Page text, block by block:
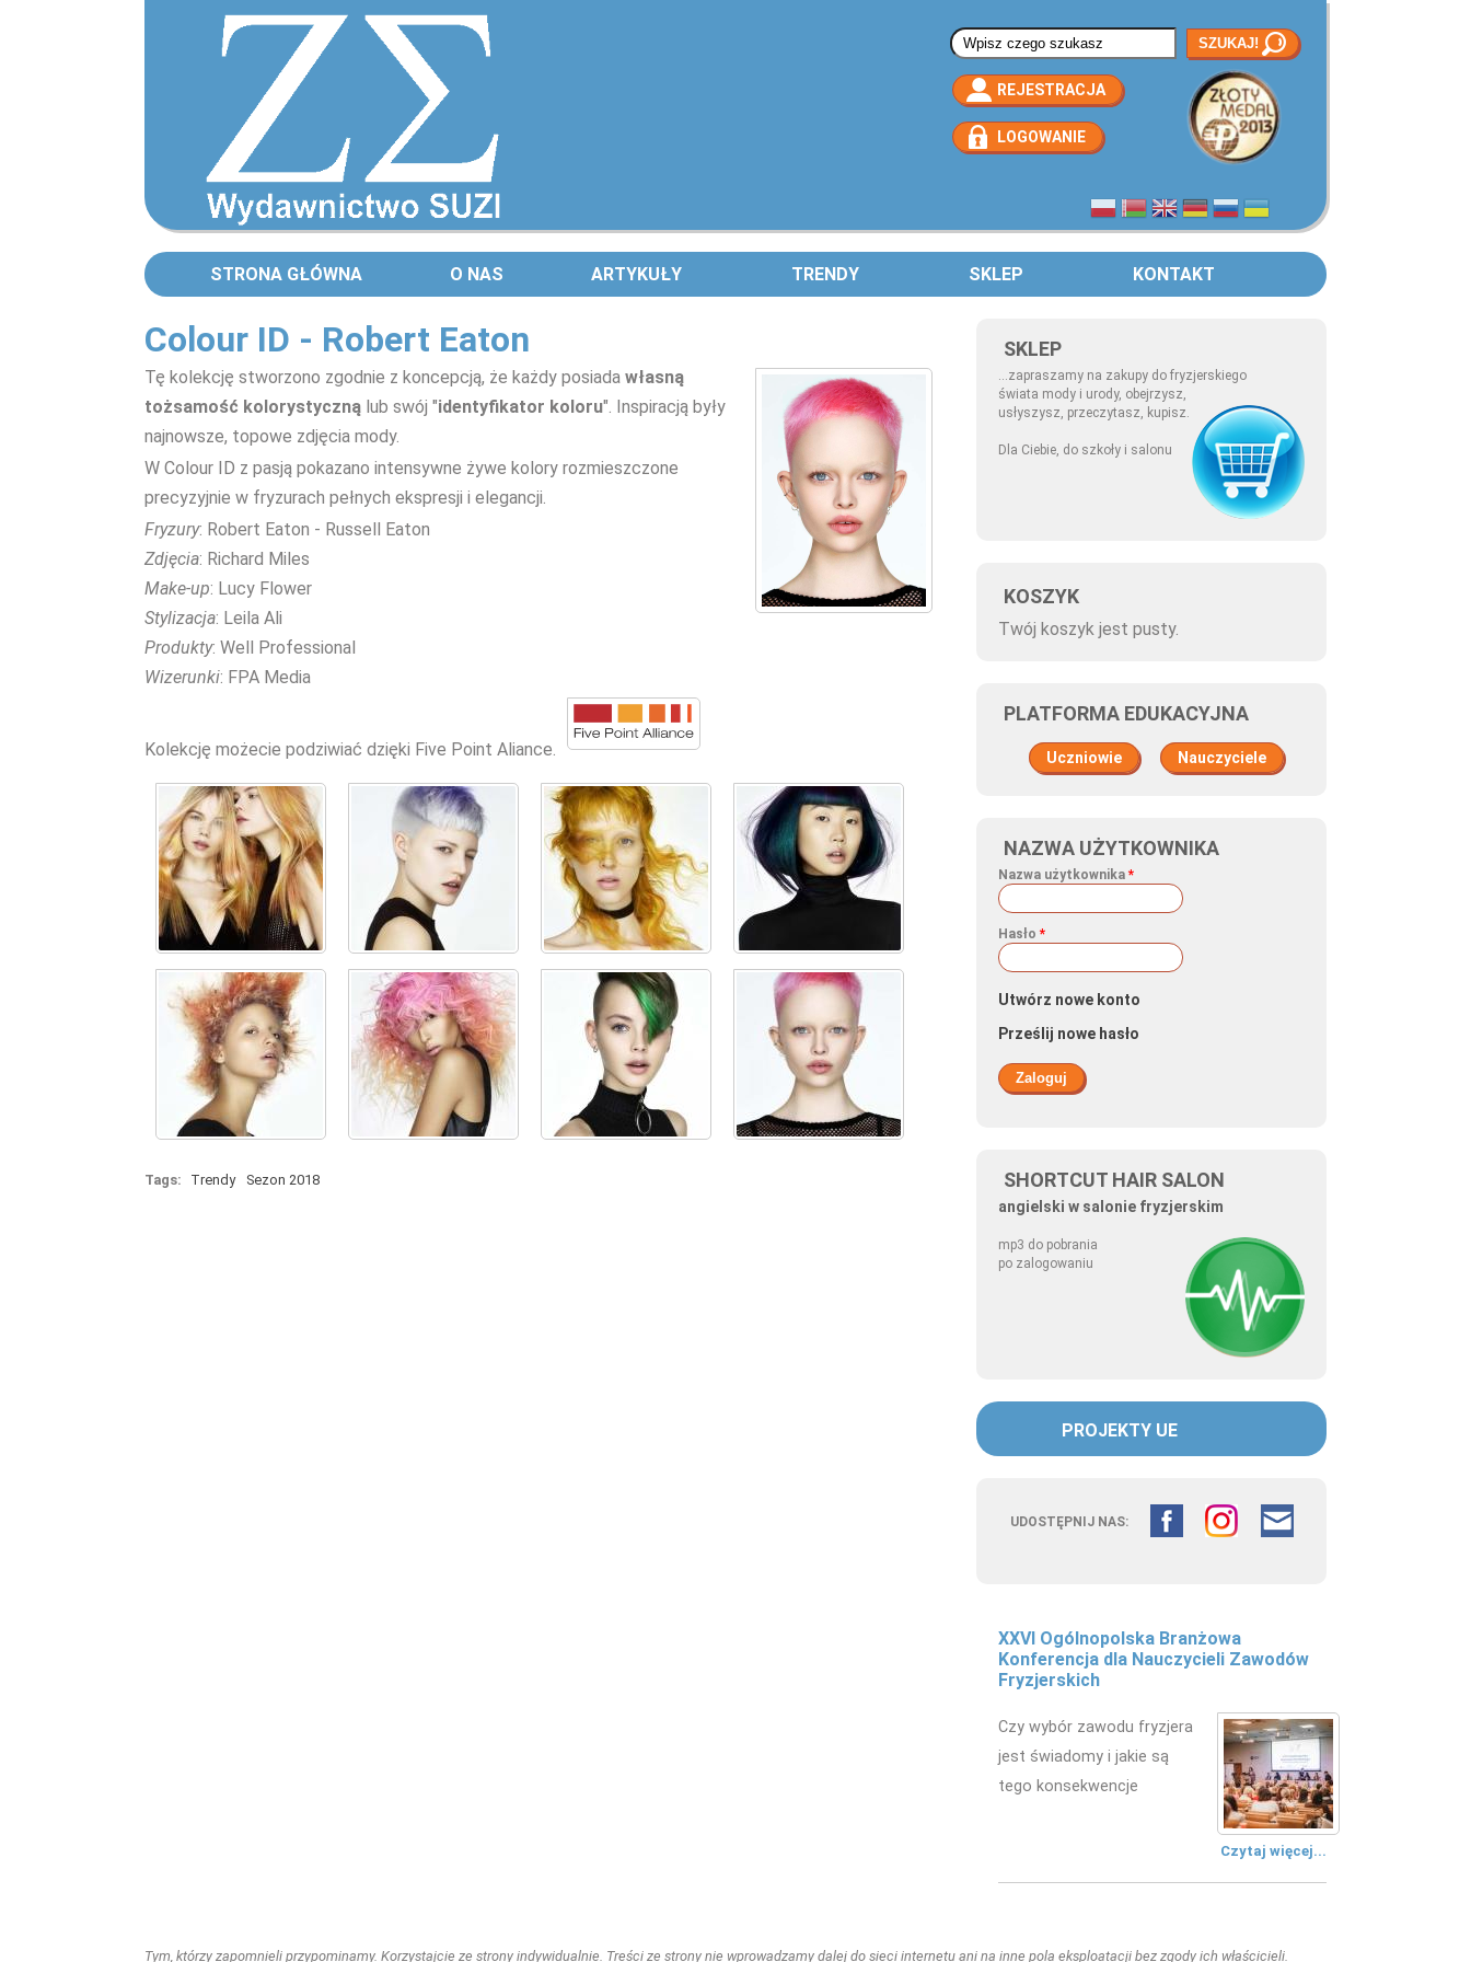
Formularz wyszukiwania
REJESTRACJA
LOGOWANIE
STRONA GŁÓWNA O NAS ARTYKUŁY TRENDY SKLEP KONTAKT
SKLEP
...zapraszamy na zakupy do fryzjerskiego
świata mody i urody, obejrzysz,
usłyszysz, przeczytasz, kupisz.
Dla Ciebie, do szkoły i salonu
KOSZYK
Twój koszyk jest pusty.
PLATFORMA EDUKACYJNA
Uczniowie Nauczyciele
NAZWA UŻYTKOWNIKA
Nazwa użytkownika *
Hasło *
Utwórz nowe konto
Prześlij nowe hasło
SHORTCUT HAIR SALON
angielski w salonie fryzjerskim
mp3 do pobrania
po zalogowaniu
PROJEKTY UE
UDOSTĘPNIJ NAS:
XXVI Ogólnopolska Branżowa
Konferencja dla Nauczycieli Zawodów
Fryzjerskich
Czy wybór zawodu fryzjera
jest świadomy i jakie są
tego konsekwencje
Czytaj więcej...
Colour ID - Robert Eaton
Tę kolekcję stworzono zgodnie z koncepcją, że każdy posiada własną
tożsamość kolorystyczną lub swój "identyfikator koloru". Inspiracją były
najnowsze, topowe zdjęcia mody.
W Colour ID z pasją pokazano intensywne żywe kolory rozmieszczone
precyzyjnie w fryzurach pełnych ekspresji i elegancji.
Fryzury: Robert Eaton - Russell Eaton
Zdjęcia: Richard Miles
Make-up: Lucy Flower
Stylizacja: Leila Ali
Produkty: Well Professional
Wizerunki: FPA Media
Kolekcję możecie podziwiać dzięki Five Point Aliance.
Tags: Trendy Sezon 2018
Tym, którzy zapomnieli przypominamy. Korzystajcie ze strony indywidualnie. Treści ze strony nie wprowadzamy dalej do sieci internetu ani na inne pola eksploatacji bez zgody ich właścicieli.